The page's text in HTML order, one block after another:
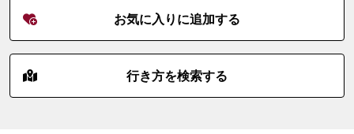
お気に入りに追加する
行き方を検索する